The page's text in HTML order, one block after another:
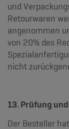
und
Retourwaren
angenommen
von 20% des
nicht
13. Prüfung
Der Besteller